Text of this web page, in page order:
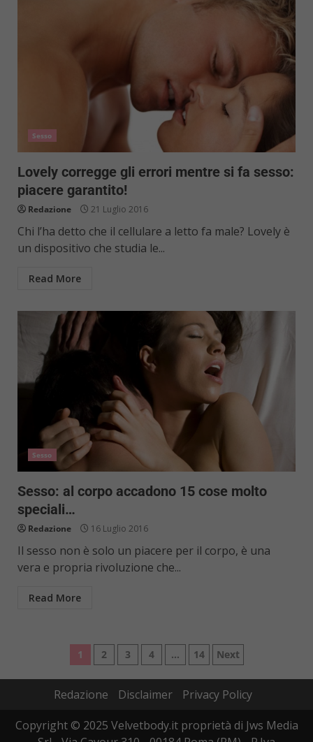
Sesso
Lovely corregge gli errori mentre si fa sesso:
piacere garantito!
Redazione 21 Luglio 2016
Chi l’ha detto che il cellulare a letto fa male? Lovely è
un dispositivo che studia le...
Read More
Sesso
Sesso: al corpo accadono 15 cose molto
speciali…
Redazione 16 Luglio 2016
Il sesso non è solo un piacere per il corpo, è una
vera e propria rivoluzione che...
Read More
Paginazione
degli
1 2 3 4 … 14 Next
Redazione Disclaimer
Privacy Policy
Copyright © 2025 Velvetbody.it proprietà di Jws Media